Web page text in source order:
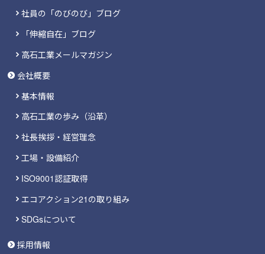
社員の「のびのび」ブログ
「伸縮自在」ブログ
高石工業メールマガジン
会社概要
基本情報
高石工業の歩み（沿革）
社長挨拶・経営理念
工場・設備紹介
ISO9001認証取得
エコアクション21の取り組み
SDGsについて
採用情報